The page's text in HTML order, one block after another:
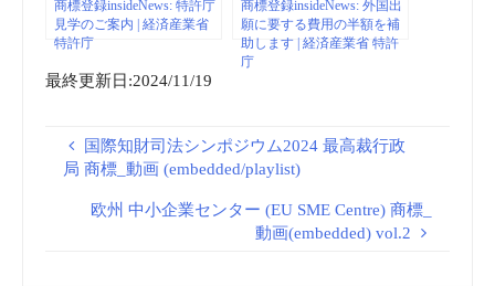
商標登録insideNews: 特許庁
見学のご案内 | 経済産業省
特許庁
商標登録insideNews: 外国出
願に要する費用の半額を補
助します | 経済産業省 特許
庁
最終更新日:2024/11/19
国際知財司法シンポジウム2024 最高裁行政
局 商標_動画 (embedded/playlist)
欧州 中小企業センター (EU SME Centre) 商標_
動画(embedded) vol.2